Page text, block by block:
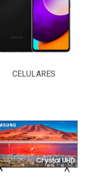
CELULARES